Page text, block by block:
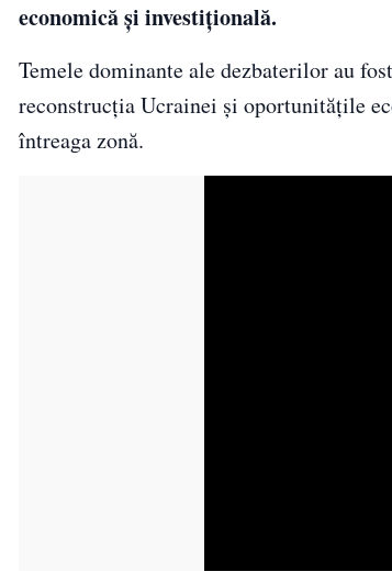
economică și investițională.
Temele dominante ale dezbaterilor au
reconstrucția Ucrainei și oportunitățile
întreaga zonă.